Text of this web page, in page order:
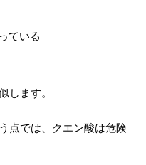
ている
します。
点では、クエン酸は危険